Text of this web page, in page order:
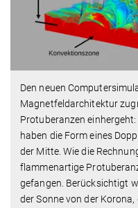
Den neuen
Magnetfeldarchitektur
Protuberanzen
haben die Form eines
der Mitte. Wie die
flammenartige
gefangen. Berücksichtigt
der Sonne von der